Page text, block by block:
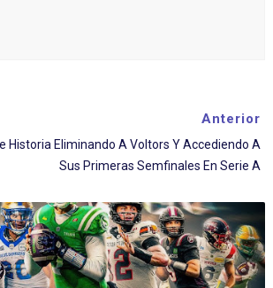
Anterior
Historia Eliminando A Voltors Y Accediendo A
Sus Primeras Semfinales En Serie A